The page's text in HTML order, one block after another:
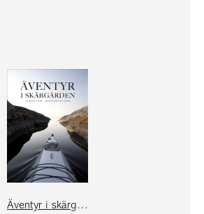
Äventyr i skärgården